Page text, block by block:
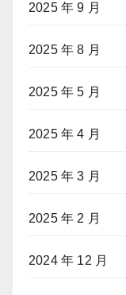
2025 年 9 月
2025 年 8 月
2025 年 5 月
2025 年 4 月
2025 年 3 月
2025 年 2 月
2024 年 12 月